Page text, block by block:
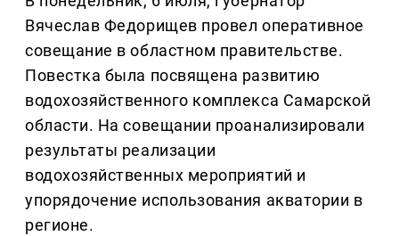
Вячеслав Федорищев провел оперативное
совещание в областном правительстве.
Повестка была посвящена развитию
водохозяйственного комплекса Самарской
области. На совещании проанализировали
результаты реализации
водохозяйственных мероприятий и
упорядочение использования акватории в
регионе.